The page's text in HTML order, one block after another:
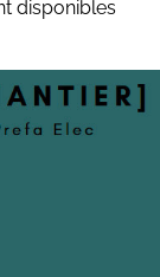
disponibles